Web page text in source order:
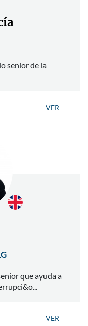
senior de la
VER
que ayuda a
VER